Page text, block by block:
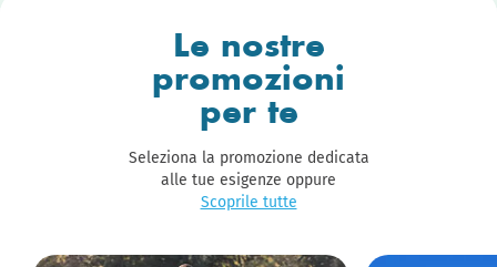
Le nostre
promozioni
per te
Seleziona la promozione dedicata
alle tue esigenze oppure
Scoprile tutte